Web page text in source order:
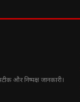
और निष्पक्ष जानकारी।